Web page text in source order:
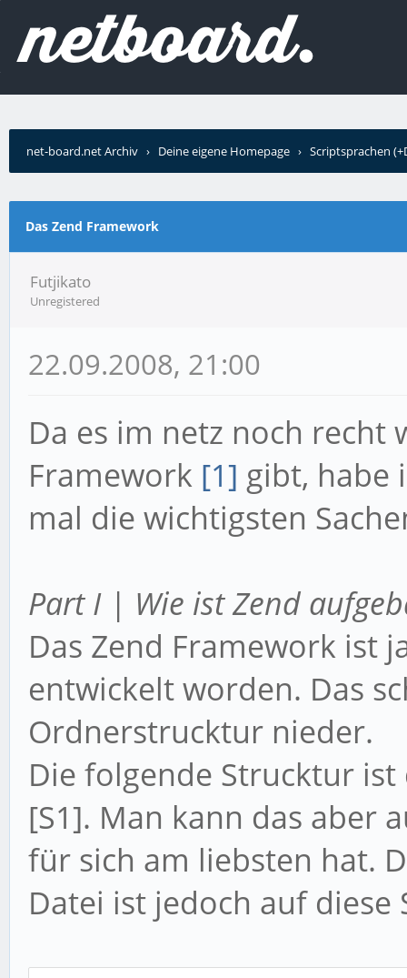
net-board.net Archiv › Deine eigene Homepage › Scriptsprachen
Das Zend Framework
Futjikato
Unregistered
22.09.2008, 21:00
Da es im netz noch recht
Framework [1] gibt, habe
mal die wichtigsten
Part I | Wie ist Zend
Das Zend Framework ist
entwickelt worden. Das
Ordnerstrucktur nieder.
Die folgende Strucktur
[S1]. Man kann das aber
für sich am liebsten hat.
Datei ist jedoch auf diese